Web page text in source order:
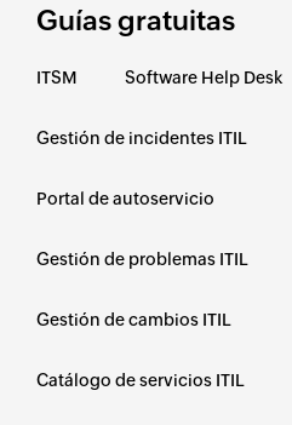
Guí­as gratuitas
ITSM Software Help Desk
Gestión de incidentes ITIL
Portal de autoservicio
Gestión de problemas ITIL
Gestión de cambios ITIL
Catálogo de servicios ITIL